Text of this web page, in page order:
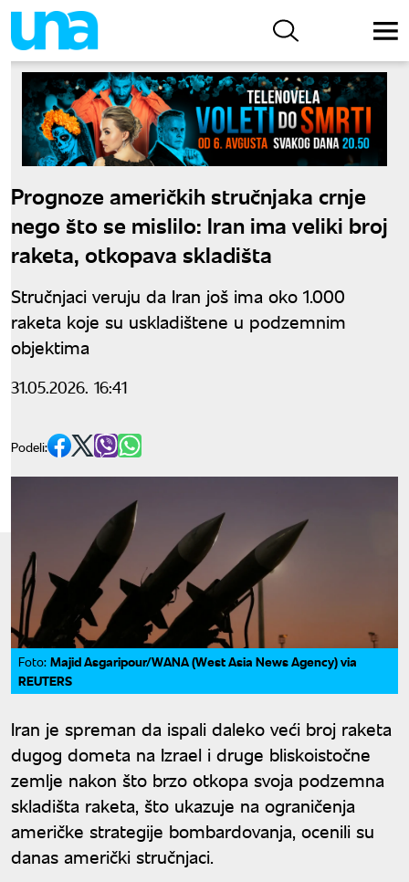
Prognoze američkih stručnjaka crnje
nego što se mislilo: Iran ima veliki broj
raketa, otkopava skladišta
Stručnjaci veruju da Iran još ima oko 1.000
raketa koje su uskladištene u podzemnim
objektima
31.05.2026. 16:41
Podeli:
Foto: Majid Asgaripour/WANA (West Asia News Agency) via
REUTERS
Iran je spreman da ispali daleko veći broj raketa
dugog dometa na Izrael i druge bliskoistočne
zemlje nakon što brzo otkopa svoja podzemna
skladišta raketa, što ukazuje na ograničenja
američke strategije bombardovanja, ocenili su
danas američki stručnjaci.